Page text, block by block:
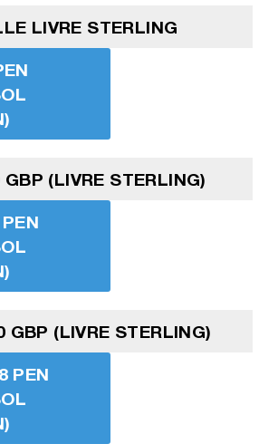
LIVRE STERLING
(LIVRE STERLING)
GBP (LIVRE STERLING)
PEN